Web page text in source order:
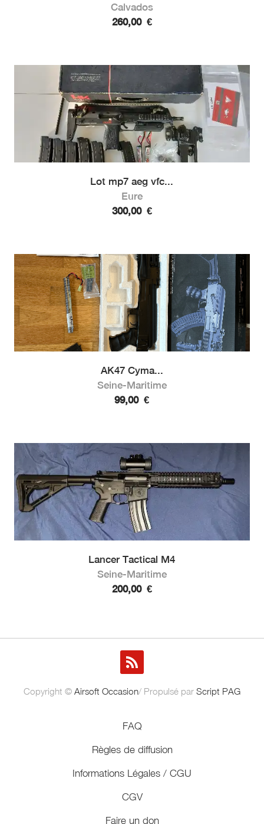
Calvados
260,00 €
Lot mp7 aeg vfc...
Eure
300,00 €
AK47 Cyma...
Seine-Maritime
99,00 €
Lancer Tactical M4
Seine-Maritime
200,00 €
Copyright © Airsoft Occasion/ Propulsé par Script PAG
FAQ
Règles de diffusion
Informations Légales / CGU
CGV
Faire un don